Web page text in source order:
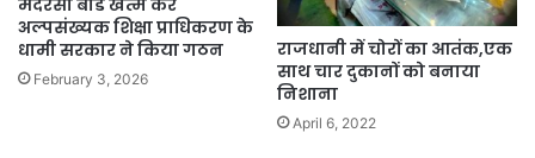
अल्पसंख्यक शिक्षा प्राधिकरण के
धामी सरकार ने किया गठन
February 3, 2026
राजधानी में चोरों का आतंक,एक
साथ चार दुकानों को बनाया
निशाना
April 6, 2022